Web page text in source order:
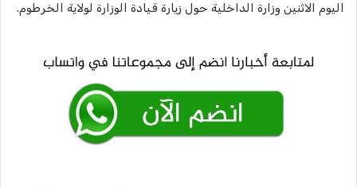
اليوم الاثنين وزارة الداخلية حول زيارة قيادة الوزارة لولاية الخرطوم.